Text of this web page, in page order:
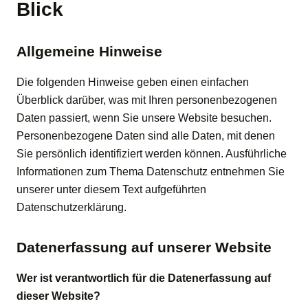
Blick
Allgemeine Hinweise
Die folgenden Hinweise geben einen einfachen
Überblick darüber, was mit Ihren personenbezogenen
Daten passiert, wenn Sie unsere Website besuchen.
Personenbezogene Daten sind alle Daten, mit denen
Sie persönlich identifiziert werden können. Ausführliche
Informationen zum Thema Datenschutz entnehmen Sie
unserer unter diesem Text aufgeführten
Datenschutzerklärung.
Datenerfassung auf unserer Website
Wer ist verantwortlich für die Datenerfassung auf
dieser Website?